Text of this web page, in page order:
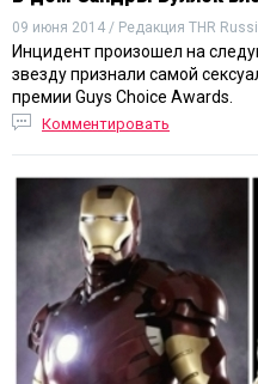
09 июня 2014 / Редакция THR
Инцидент произошел на
звезду признали самой
премии Guys Choice Awards.
Комментировать